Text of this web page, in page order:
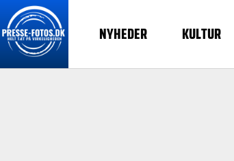
NYHEDER KULTUR